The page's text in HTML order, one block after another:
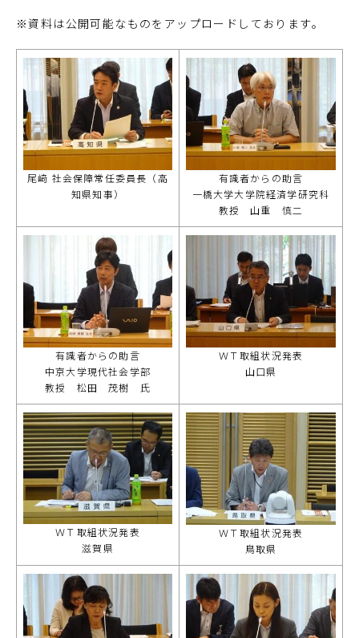
※資料は公開可能なものをアップロードしております。
尾﨑 社会保障常任委員長（高
知県知事）
有識者からの助言
一橋大学大学院経済学研究科
教授 山重 慎二
有識者からの助言
中京大学現代社会学部
教授 松田 茂樹 氏
ＷＴ取組状況発表
山口県
ＷＴ取組状況発表
滋賀県
ＷＴ取組状況発表
鳥取県